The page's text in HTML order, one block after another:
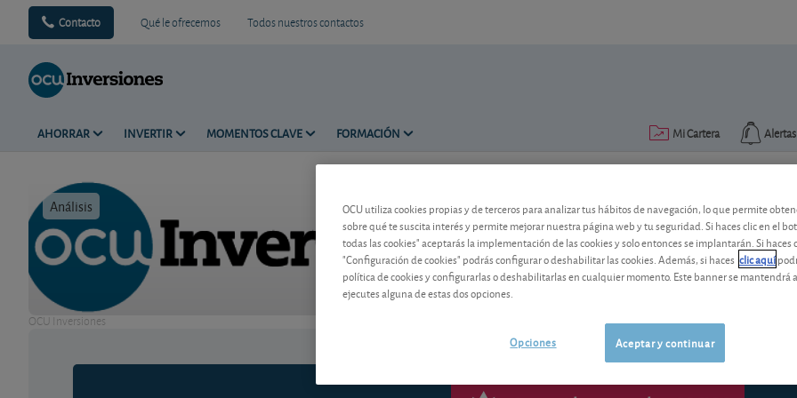
Contacto Qué le ofrecemos Todos nuestros contactos
AHORRAR INVERTIR MOMENTOS CLAVE FORMACIÓN Alertas
Mi Cartera
Análisis Tiempo de lectura: 1 min.
OCU Inversiones
Posiciones cortas: qué
¿Qué pieza se quieren cobrar ahora los
OCU utiliza cookies propias y de terceros para analizar tus hábitos de navegación, lo que permite
sobre qué te suscita interés y permite mejorar nuestra página web y tu seguridad. Si haces clic en el
todas las cookies" aceptarás la implementación de las cookies y solo entonces se implantarán. Si haces
"Configuración de cookies" podrás configurar o deshabilitar las cookies. Además, si haces clic aquí
política de cookies y configurarlas o deshabilitarlas en cualquier momento. Este banner se mantendrá
ejecutes alguna de estas dos opciones.
Aceptar y continuar
Opciones